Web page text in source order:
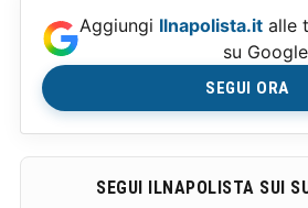
Aggiungi Ilnapolista.it alle
su Google
SEGUI ORA
SEGUI ILNAPOLISTA SUI